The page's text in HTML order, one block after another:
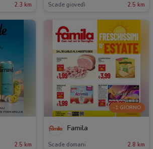
2.3 km Scade giovedì 2.5 km
2.5 km
-1 GIORNO
Famila
Scade domani 2.8 km